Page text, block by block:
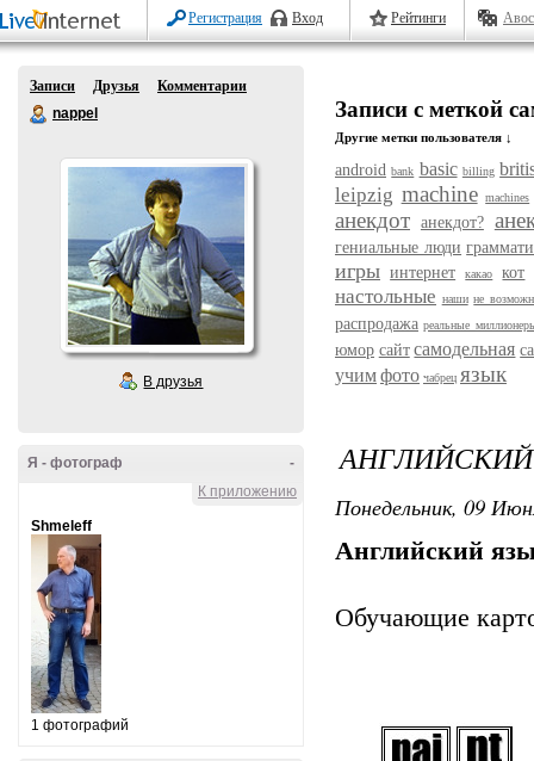
Регистрация Вход Рейтинги
Записи Друзья
Комментарии
nappel
В друзья
-
Я - фотограф
К приложению
Shmeleff
1 фотографий
Записи с меткой
Другие метки пользователя ↓
android bank basic billing
leipzig machine machines
анекдот анекдот?
гениальные люди
игры интернет какао кот
настольные наши не
распродажа реальные
юмор сайт самодельная
учимфото чабрец язык
Понедельник, 09
Английский
Обучающие